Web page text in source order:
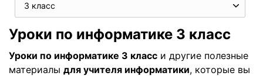
3 класс
Уроки по информатике 3 класс
Уроки по информатике 3 класс и другие полезные
материалы для учителя информатики, которые вы